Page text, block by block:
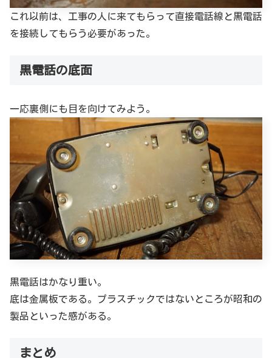
これ以前は、工事の人に来てもらって直接電話線と黒電話
を接続してもらう必要があった。
黒電話の底面
一応裏側にも目を向けてみよう。
黒電話はかなり重い。
底は金属板である。プラスチックではないところが昭和の
製品といった感がある。
まとめ